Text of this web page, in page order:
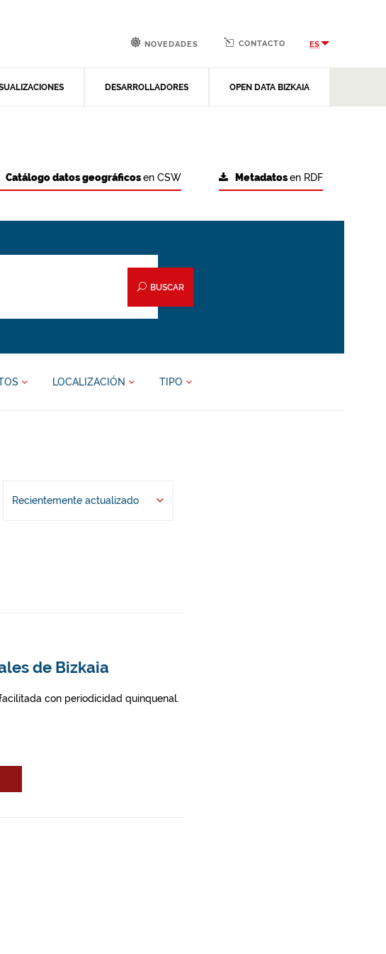
DESARROLLADORES OPEN DATA BIZKAIA
NOVEDADES CONTACTO ES
Metadatosen RDF
Catálogo datos geográficosen CSW
BUSCAR
LOCALIZACIÓN TIPO
Recientemente actualizado
de Bizkaia
con periodicidad quinquenal.